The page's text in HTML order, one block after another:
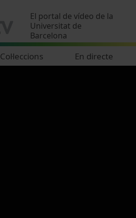
El portal de vídeo de la
Universitat de
Barcelona
Col·leccions En directe